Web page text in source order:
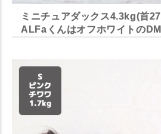
ミニチュアダックス4.3kg(首
ALFaくんはオフホワイトの